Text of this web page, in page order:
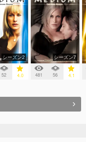
シーズン2
52 4.0
シーズン7
481 56 4.1